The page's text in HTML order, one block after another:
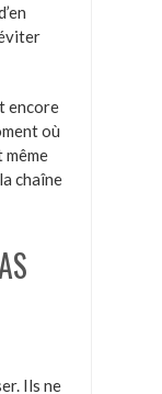
encore
où
chaîne
Ils ne